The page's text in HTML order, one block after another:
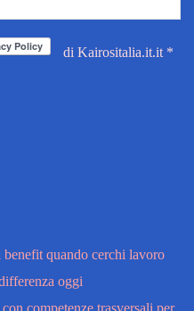
di Kairositalia.it.it *
quando cerchi lavoro
oggi